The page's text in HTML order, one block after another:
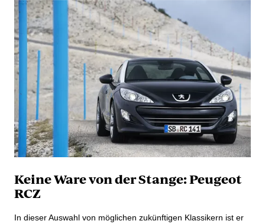
Keine Ware von der Stange: Peugeot
RCZ
In dieser Auswahl von möglichen zukünftigen Klassikern ist er